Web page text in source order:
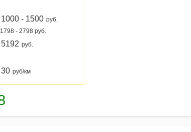
1000 - 1500 руб.
1798 - 2798 руб.
5192 руб.
30 руб/км